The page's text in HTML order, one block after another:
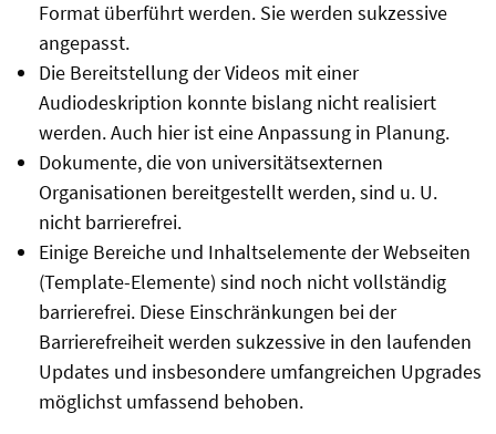
Format überführt werden. Sie werden sukzessive
angepasst.
Die Bereitstellung der Videos mit einer
Audiodeskription konnte bislang nicht realisiert
werden. Auch hier ist eine Anpassung in Planung.
Dokumente, die von universitätsexternen
Organisationen bereitgestellt werden, sind u. U.
nicht barrierefrei.
Einige Bereiche und Inhaltselemente der Webseiten
(Template-Elemente) sind noch nicht vollständig
barrierefrei. Diese Einschränkungen bei der
Barrierefreiheit werden sukzessive in den laufenden
Updates und insbesondere umfangreichen Upgrades
möglichst umfassend behoben.